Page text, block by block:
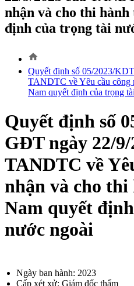
nhận và cho thi
định của trọng tài
home
Quyết định số 05/2023/
TANDTC về Yêu cầu công
Nam quyết định của trọng
Quyết định số
GĐT ngày 22/9/
TANDTC về
nhận và cho
Nam quyết
nước ngoài
Ngày ban hành: 2023
Cấp xét xử: Giám đốc thẩm